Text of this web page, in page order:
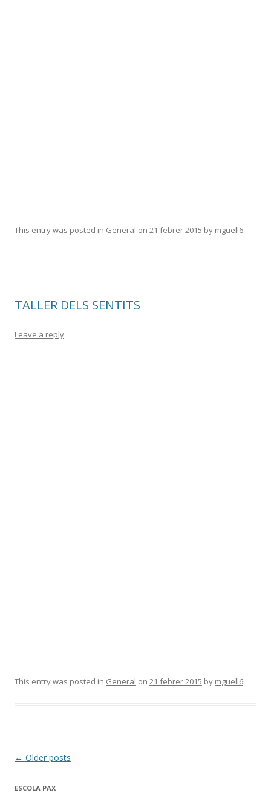
This entry was posted in General on 21 febrer 2015 by mguell6.
TALLER DELS SENTITS
Leave a reply
This entry was posted in General on 21 febrer 2015 by mguell6.
Post
← Older posts
ESCOLA PAX